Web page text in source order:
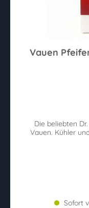
Vauen
Die beliebten
Vauen. Kühler
Sofort